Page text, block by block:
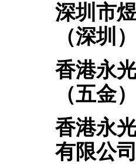
深圳
（深圳
香港
（五金
香港
有限公